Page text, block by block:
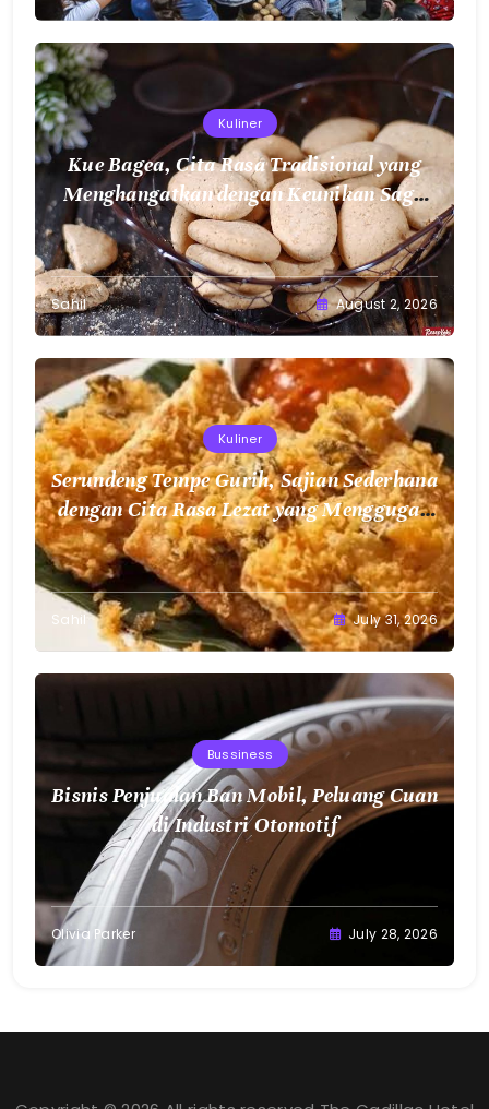
Kuliner
Kue Bagea, Cita Rasa Tradisional yang
Menghangatkan dengan Keunikan Sagu
Nusantara
Sahil August 2, 2026
Kuliner
Serundeng Tempe Gurih, Sajian Sederhana
dengan Cita Rasa Lezat yang Menggugah
Selera
Sahil July 31, 2026
Bussiness
Bisnis Penjualan Ban Mobil, Peluang Cuan
di Industri Otomotif
Olivia Parker July 28, 2026